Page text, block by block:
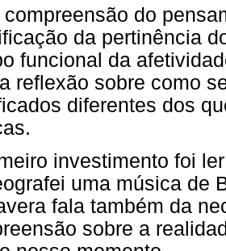
compreensão do
da pertinência
funcional da
reflexão sobre como
diferentes dos
investimento foi
uma música de
fala também da
sobre a